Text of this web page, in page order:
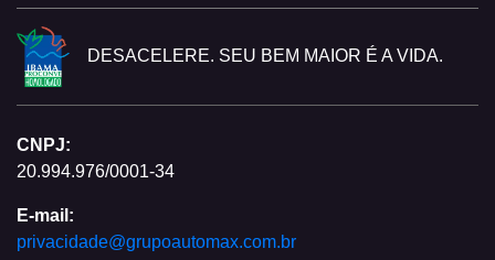
DESACELERE. SEU BEM MAIOR É A VIDA.
CNPJ:
20.994.976/0001-34
E-mail:
privacidade@grupoautomax.com.br